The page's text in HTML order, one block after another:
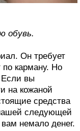
обувь.
Он требует
по карману. Но
Если вы
на кожаной
средства
следующей
немало денег.